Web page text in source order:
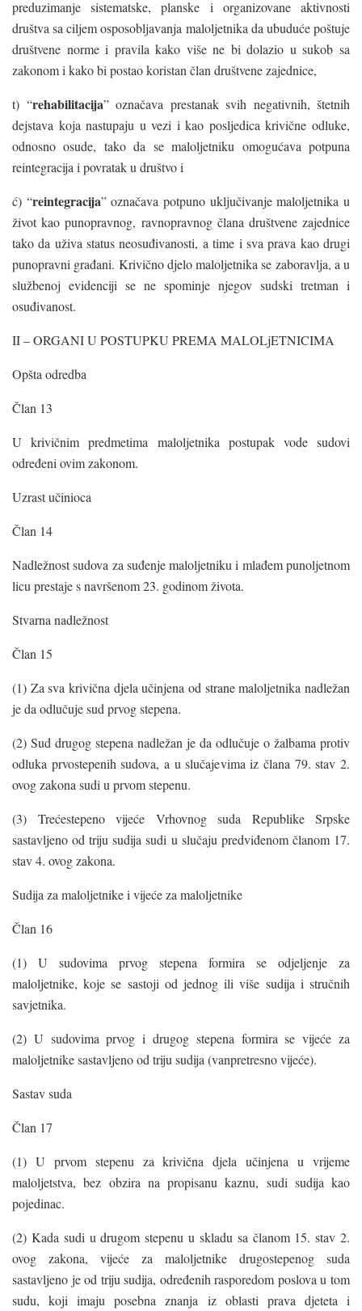
preduzimanje sistematske, planske i organizovane aktivnosti
društva sa ciljem osposobljavanja maloljetnika da ubuduće poštuje
društvene norme i pravila kako više ne bi dolazio u sukob sa
zakonom i kako bi postao koristan član društvene zajednice,
t) “rehabilitacija” označava prestanak svih negativnih, štetnih
dejstava koja nastupaju u vezi i kao posljedica krivične odluke,
odnosno osude, tako da se maloljetniku omogućava potpuna
reintegracija i povratak u društvo i
ć) “reintegracija” označava potpuno uključivanje maloljetnika u
život kao punopravnog, ravnopravnog člana društvene zajednice
tako da uživa status neosuđivanosti, a time i sva prava kao drugi
punopravni građani. Krivično djelo maloljetnika se zaboravlja, a u
službenoj evidenciji se ne spominje njegov sudski tretman i
osuđivanost.
II – ORGANI U POSTUPKU PREMA MALOLjETNICIMA
Opšta odredba
Član 13
U krivičnim predmetima maloljetnika postupak vode sudovi
određeni ovim zakonom.
Uzrast učinioca
Član 14
Nadležnost sudova za suđenje maloljetniku i mlađem punoljetnom
licu prestaje s navršenom 23. godinom života.
Stvarna nadležnost
Član 15
(1) Za sva krivična djela učinjena od strane maloljetnika nadležan
je da odlučuje sud prvog stepena.
(2) Sud drugog stepena nadležan je da odlučuje o žalbama protiv
odluka prvostepenih sudova, a u slučajevima iz člana 79. stav 2.
ovog zakona sudi u prvom stepenu.
(3) Trećestepeno vijeće Vrhovnog suda Republike Srpske
sastavljeno od triju sudija sudi u slučaju predviđenom članom 17.
stav 4. ovog zakona.
Sudija za maloljetnike i vijeće za maloljetnike
Član 16
(1) U sudovima prvog stepena formira se odjeljenje za
maloljetnike, koje se sastoji od jednog ili više sudija i stručnih
savjetnika.
(2) U sudovima prvog i drugog stepena formira se vijeće za
maloljetnike sastavljeno od triju sudija (vanpretresno vijeće).
Sastav suda
Član 17
(1) U prvom stepenu za krivična djela učinjena u vrijeme
maloljetstva, bez obzira na propisanu kaznu, sudi sudija kao
pojedinac.
(2) Kada sudi u drugom stepenu u skladu sa članom 15. stav 2.
ovog zakona, vijeće za maloljetnike drugostepenog suda
sastavljeno je od triju sudija, određenih rasporedom poslova u tom
sudu, koji imaju posebna znanja iz oblasti prava djeteta i